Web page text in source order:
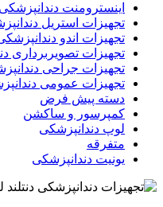
اینسترومنت دندانپزشکی
تجهیزات استریل
تجهیزات اندو
تجهیزات تصویربرداری
تجهیزات جراحی
تجهیزات عمومی
دسته پیش فرض
کمپرسور و ساکشن
لوپ دندانپزشکی
متفرقه
یونیت دندانپزشکی